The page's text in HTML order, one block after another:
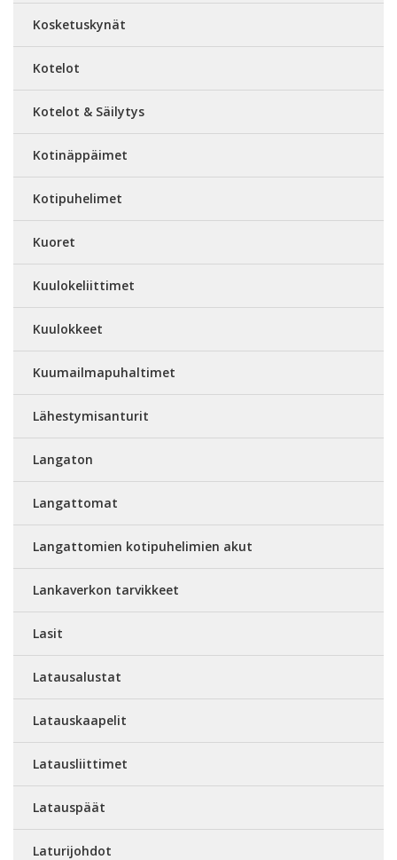
Kosketuskynät
Kotelot
Kotelot & Säilytys
Kotinäppäimet
Kotipuhelimet
Kuoret
Kuulokeliittimet
Kuulokkeet
Kuumailmapuhaltimet
Lähestymisanturit
Langaton
Langattomat
Langattomien kotipuhelimien akut
Lankaverkon tarvikkeet
Lasit
Latausalustat
Latauskaapelit
Latausliittimet
Latauspäät
Laturijohdot